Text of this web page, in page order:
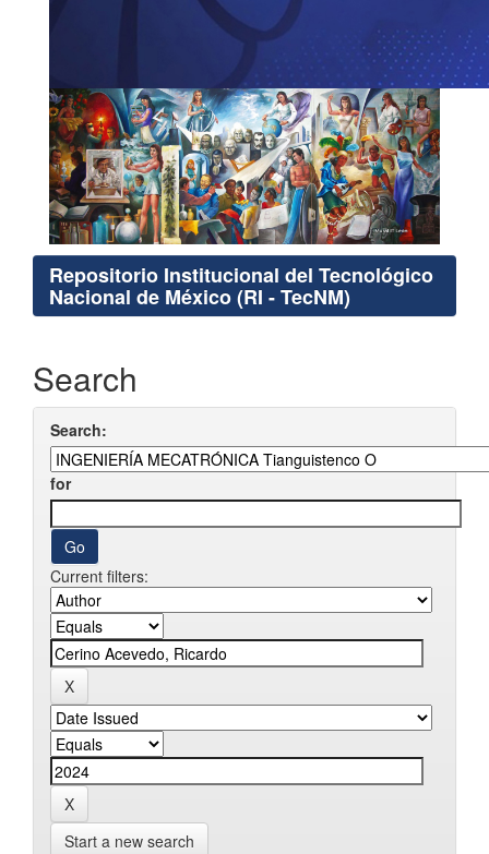
Repositorio Institucional del Tecnológico
Nacional de México (RI - TecNM)
Search
Search:
for
Current filters:
Start a new search